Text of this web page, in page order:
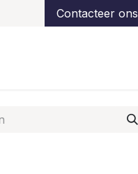
Contacteer ons